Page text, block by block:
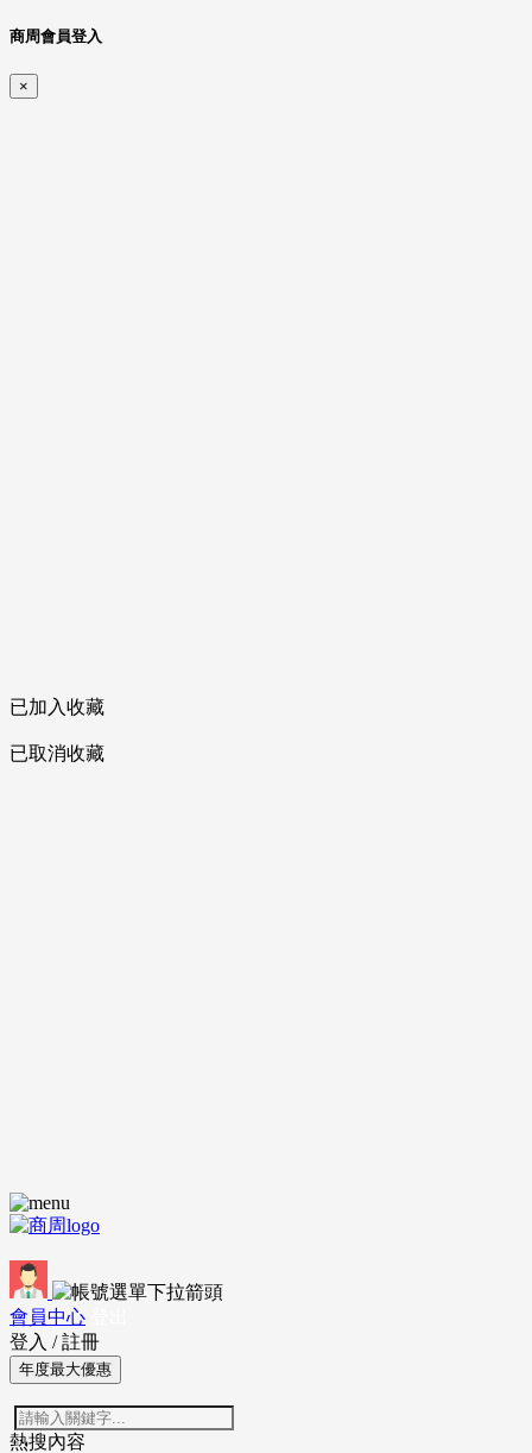
商周會員登入
×
已加入收藏
已取消收藏
會員中心
登入 / 註冊
年度最大優惠
熱搜內容